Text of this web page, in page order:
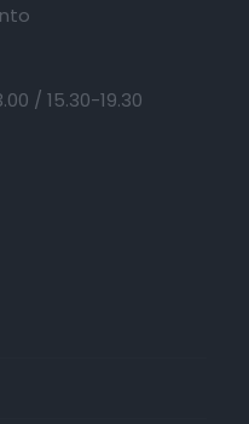
/ 15.30-19.30